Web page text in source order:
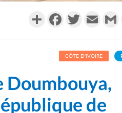
PartagerFacebookTwitterEmail
CÔTE D'IVOIRE
Doumbouya,
de